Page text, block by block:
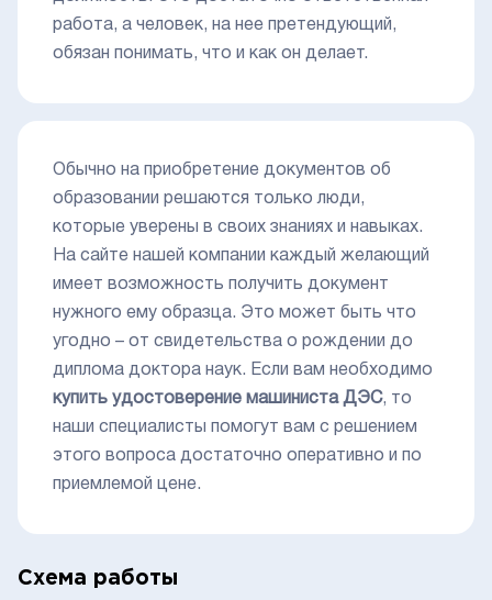
работа, а человек, на нее претендующий,
обязан понимать, что и как он делает.
Обычно на приобретение документов об
образовании решаются только люди,
которые уверены в своих знаниях и навыках.
На сайте нашей компании каждый желающий
имеет возможность получить документ
нужного ему образца. Это может быть что
угодно – от свидетельства о рождении до
диплома доктора наук. Если вам необходимо
купить удостоверение машиниста ДЭС, то
наши специалисты помогут вам с решением
этого вопроса достаточно оперативно и по
приемлемой цене.
Схема работы